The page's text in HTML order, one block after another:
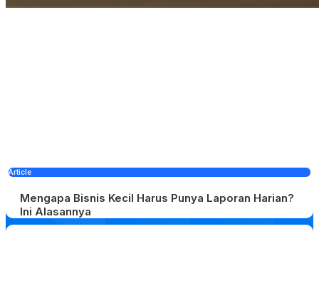
Article
Mengapa Bisnis Kecil Harus Punya Laporan Harian?
Ini Alasannya